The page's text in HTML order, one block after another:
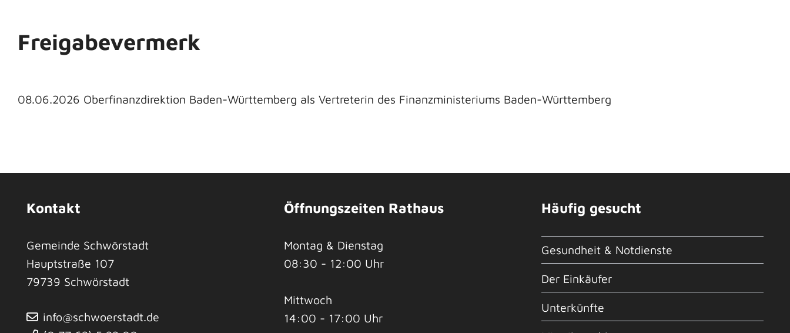
Freigabevermerk
08.06.2026 Oberfinanzdirektion Baden-Württemberg als Vertreterin des Finanzministeriums Baden-Württemberg
Kontakt
Gemeinde Schwörstadt
Hauptstraße 107
79739 Schwörstadt
info@schwoerstadt.de
Öffnungszeiten Rathaus
Montag & Dienstag
08:30 - 12:00 Uhr
Mittwoch
14:00 - 17:00 Uhr
Häufig gesucht
Gesundheit & Notdienste
Der Einkäufer
Unterkünfte